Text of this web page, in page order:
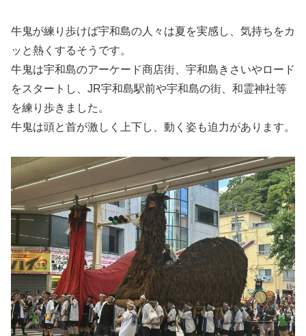
牛鬼が練り歩けば宇和島の人々は夏を実感し、気持ちをカ
ッと熱くするそうです。
牛鬼は宇和島のアーケード商店街、宇和島きさいやロード
をスタートし、JR宇和島駅前や宇和島の街、和霊神社等
を練り歩きました。
牛鬼は頭と首が激しく上下し、動く姿も迫力があります。